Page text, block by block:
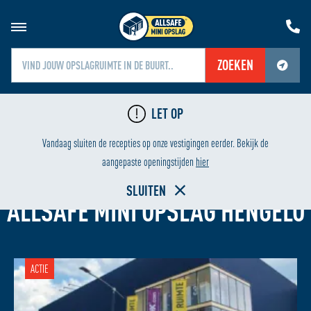
ZOEKEN
Jouw locatiediensten zijn uitgeschakeld.
Schakel jouw locatiediensten in om deze functie te gebruiken.
LET OP
Vandaag sluiten de recepties op onze vestigingen eerder. Bekijk de
aangepaste openingstijden hier
SLUITEN
24/7 BEVEILIGING
GARAGEBOX HUREN
ALLSAFE MINI OPSLAG HENGELO
ACTIE